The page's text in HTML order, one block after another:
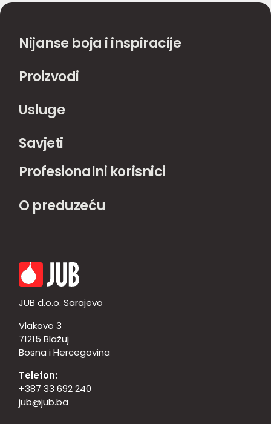
Nijanse boja i inspiracije
Proizvodi
Usluge
Savjeti
Profesionalni korisnici
O preduzeću
JUB d.o.o. Sarajevo
Vlakovo 3
71215 Blažuj
Bosna i Hercegovina
Telefon:
+387 33 692 240
jub@jub.ba